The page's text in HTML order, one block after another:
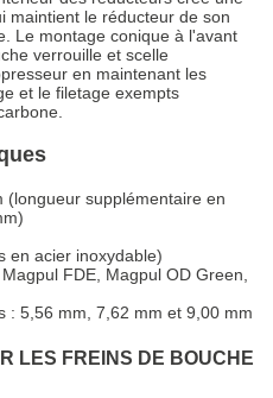
maintient le réducteur de son
Le montage conique à l'avant
verrouille et scelle
en maintenant les
et le filetage exempts
(longueur supplémentaire en
en acier inoxydable)
FDE, Magpul OD Green,
: 5,56 mm, 7,62 mm et 9,00 mm
LES FREINS DE BOUCHE